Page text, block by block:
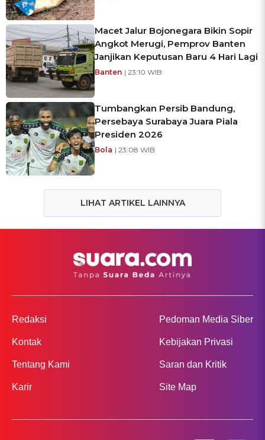
Macet Jalur Bojonegara Bikin Sopir
Angkot Merugi, Pemprov Banten
Janjikan Keputusan Baru 4 Hari Lagi
Banten | 23:10 WIB
Tumbangkan Persib Bandung,
Persebaya Surabaya Juara Piala
Presiden 2026
Bola | 23:08 WIB
LIHAT ARTIKEL LAINNYA
Redaksi
Kontak
Tentang Kami
Karir
Pedoman Media Siber
Kebijakan Privasi
Saran dan Kritik
Site Map